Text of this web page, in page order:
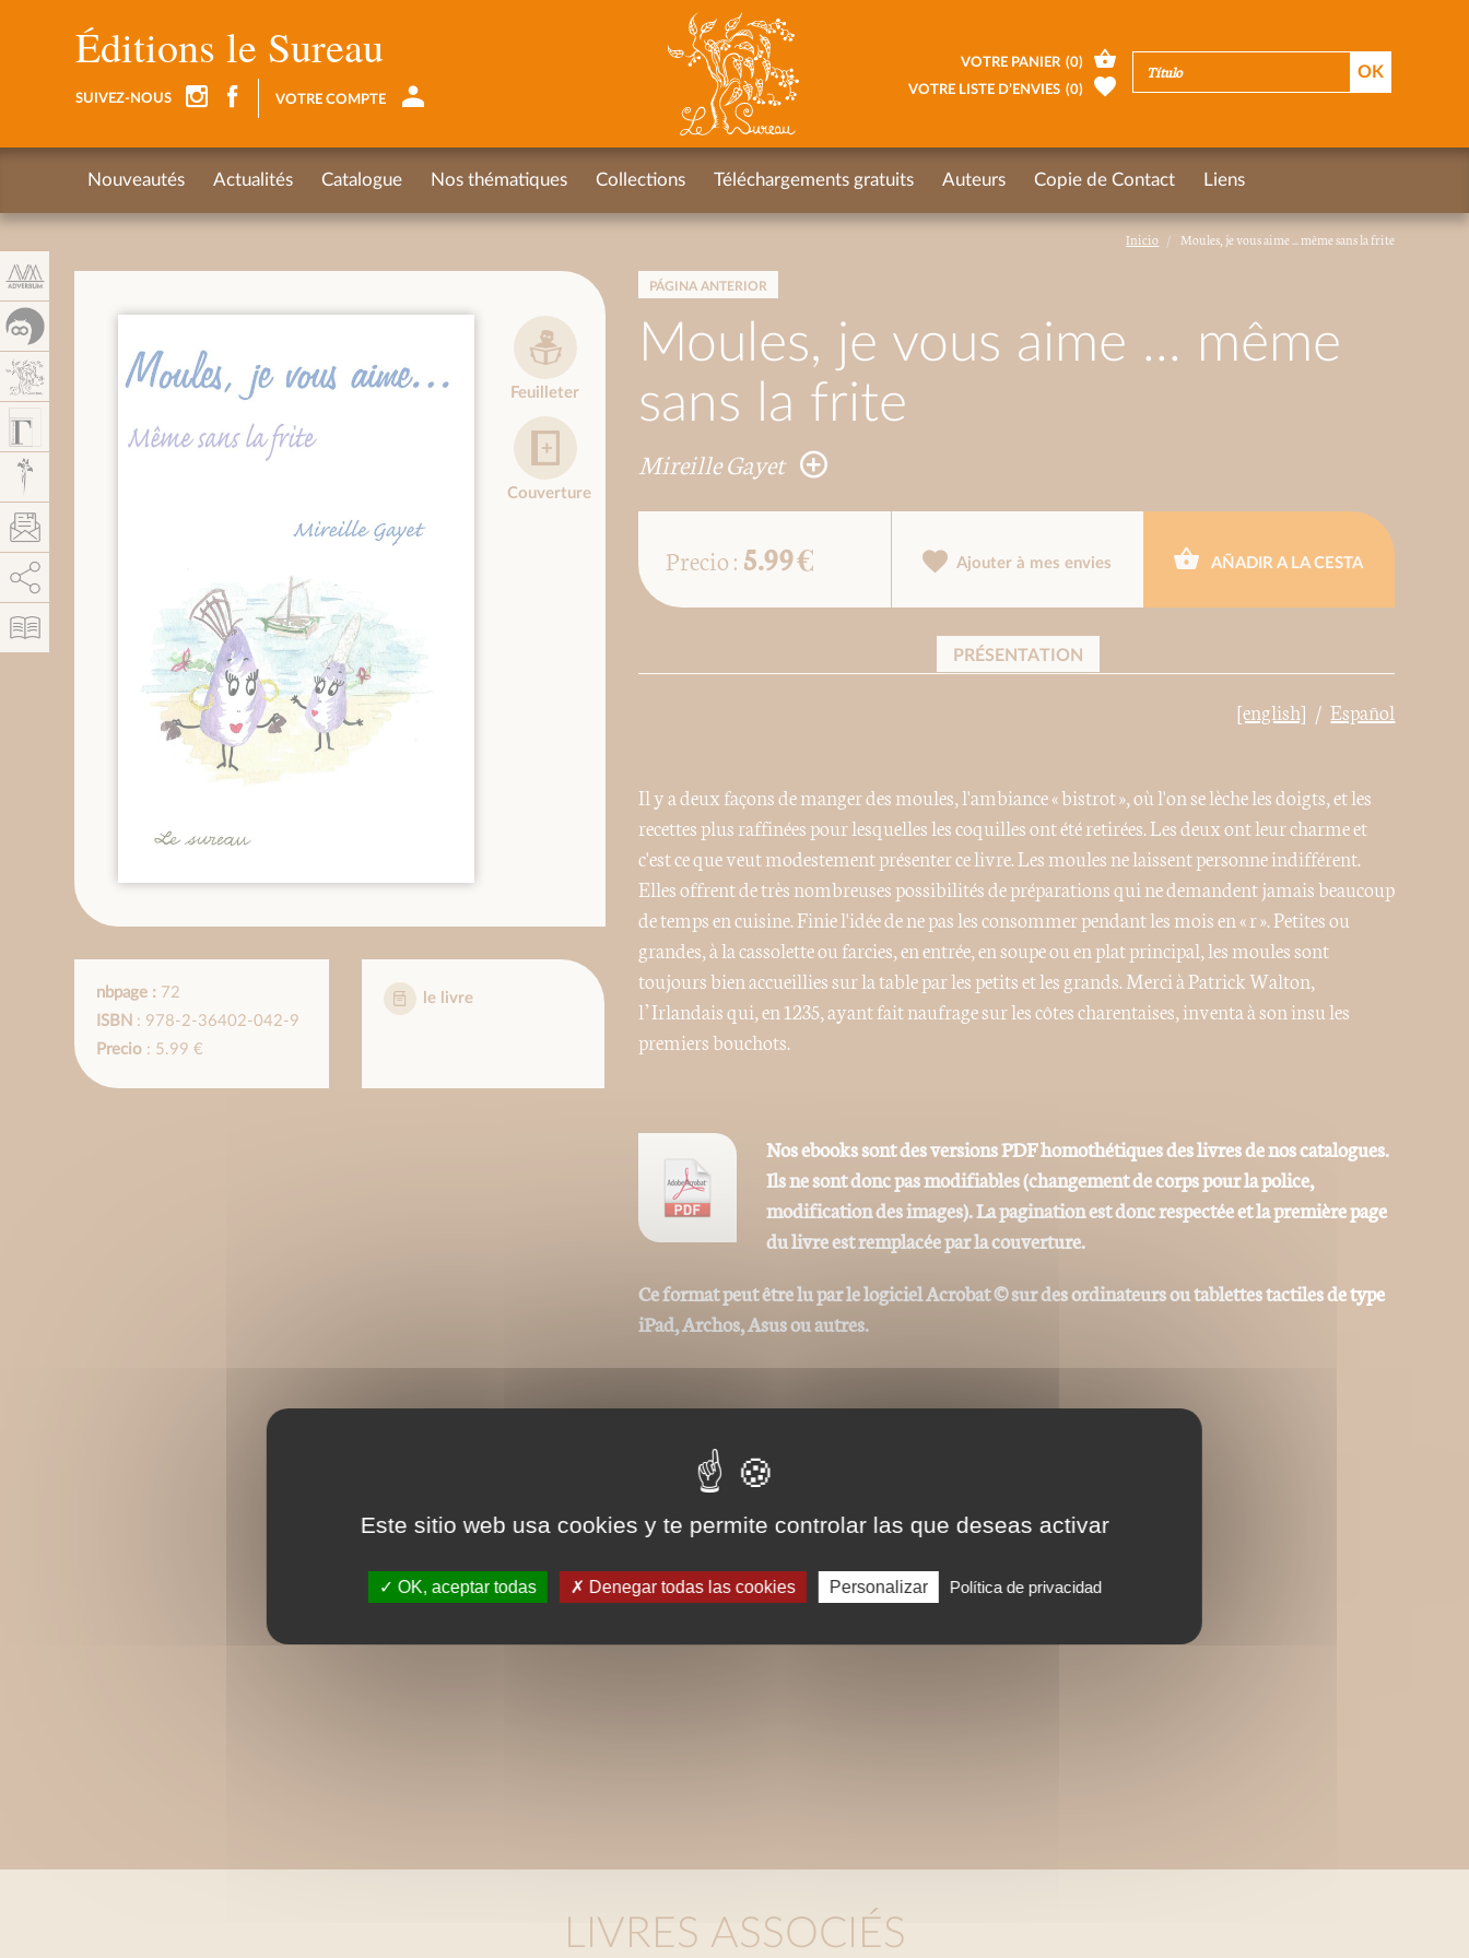
Inicio Moules, je vous aime ... même sans la frite
PÁGINA ANTERIOR
Moules, je vous aime ... même
sans la frite
Mireille Gayet
Feuilleter
Couverture
nbpage :72
ISBN : 978-2-36402-042-9
Precio: 5.99 €
le livre
Precio : 5.99 € Ajouter à mes envies AÑADIR A LA CESTA
PRÉSENTATION
[english] Español
Il y a deux façons de manger des moules, l'ambiance « bistrot », où l'on se lèche les doigts, et les
recettes plus raffinées pour lesquelles les coquilles ont été retirées. Les deux ont leur charme et
c'est ce que veut modestement présenter ce livre. Les moules ne laissent personne indifférent.
Elles offrent de très nombreuses possibilités de préparations qui ne demandent jamais beaucoup
de temps en cuisine. Finie l'idée de ne pas les consommer pendant les mois en « r ». Petites ou
grandes, à la cassolette ou farcies, en entrée, en soupe ou en plat principal, les moules sont
toujours bien accueillies sur la table par les petits et les grands. Merci à Patrick Walton,
l’Irlandais qui, en 1235, ayant fait naufrage sur les côtes charentaises, inventa à son insu les
premiers bouchots.
Nos ebooks sont des versions PDF homothétiques des livres de nos catalogues.
Ils ne sont donc pas modifiables (changement de corps pour la police,
modification des images). La pagination est donc respectée et la première page
du livre est remplacée par la couverture.
Ce format peut être lu par le logiciel Acrobat © sur des ordinateurs ou tablettes tactiles de type
iPad, Archos, Asus ou autres.
LIVRES ASSOCIÉS
Éditions le Sureau
SUIVEZ-NOUS VOTRE COMPTE
VOTRE PANIER (0)
VOTRE LISTE D’ENVIES (0)
Nouveautés Actualités Catalogue Nos thématiques Collections Téléchargements gratuits Auteurs Copie de Contact Liens
Este sitio web usa cookies y te permite controlar las que deseas activar
OK, aceptar todas Denegar todas las cookies Personalizar Política de privacidad